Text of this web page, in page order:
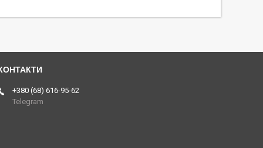
+380 (68) 616-95-62
Telegram